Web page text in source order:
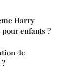
Harry
enfants ?
de